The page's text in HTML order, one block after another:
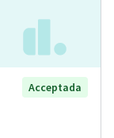
Acceptada